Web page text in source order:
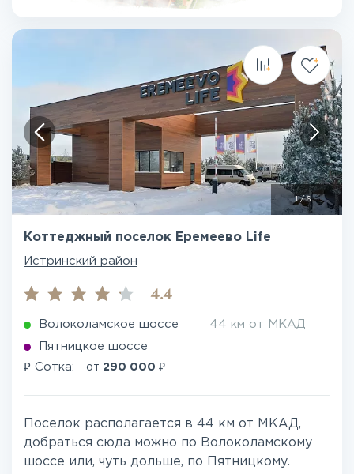
1/6
Коттеджный поселок Еремеево Life
Истринский район
4.4
Волоколамское шоссе 44 км от МКАД
Пятницкое шоссе
₽ Сотка: от 290 000 ₽
Поселок располагается в 44 км от МКАД,
добраться сюда можно по Волоколамскому
шоссе или, чуть дольше, по Пятницкому.